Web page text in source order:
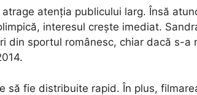
atenția publicului larg. Însă
interesul crește imediat.
din sportul românesc, chiar dacă s-a
să fie distribuite rapid. În plus,